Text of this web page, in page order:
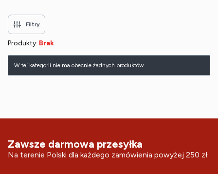
Filtry
Produkty: Brak
Lista produktów
W tej kategorii nie ma obecnie żadnych produktów
Zawsze darmowa przesyłka
Na terenie Polski dla każdego zamówienia powyżej 250 zł